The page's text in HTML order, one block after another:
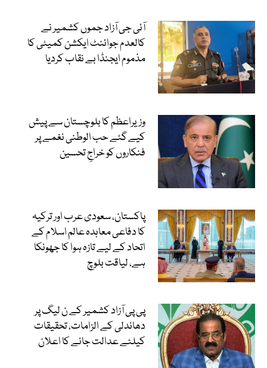
آئی جی آزاد جموں کشمیر نے
کالعدم جوائنٹ ایکشن کمیٹی کا
مذموم ایجنڈا بے نقاب کردیا
وزیراعظم کا بلوچستان سے پیش
کیے گئے حب الوطنی نغمے پر
فنکاروں کو خراجِ تحسین
پاکستان، سعودی عرب اور ترکیہ
کا دفاعی معاہدہ عالم اسلام کے
اتحاد کے لیے تازہ ہوا کا جھونکا
ہے، لیاقت بلوچ
پی پی آزاد کشمیر کے ن لیگ پر
دھاندلی کے الزامات، تحقیقات
کیلئے عدالت جانے کا اعلان